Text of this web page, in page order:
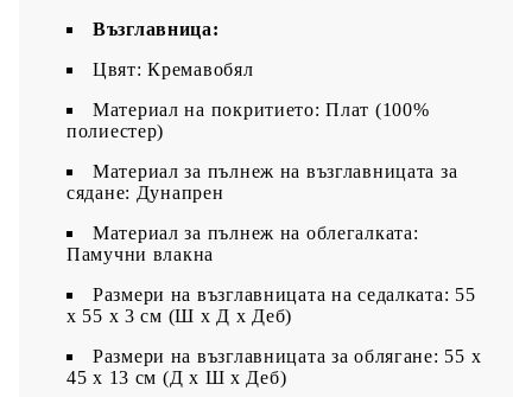
Възглавница:
Цвят: Кремавобял
Материал на покритието: Плат (100%
полиестер)
Материал за пълнеж на възглавницата за
сядане: Дунапрен
Материал за пълнеж на облегалката:
Памучни влакна
Размери на възглавницата на седалката: 55
x 55 x 3 см (Ш x Д x Деб)
Размери на възглавницата за облягане: 55 x
45 x 13 см (Д х Ш x Деб)